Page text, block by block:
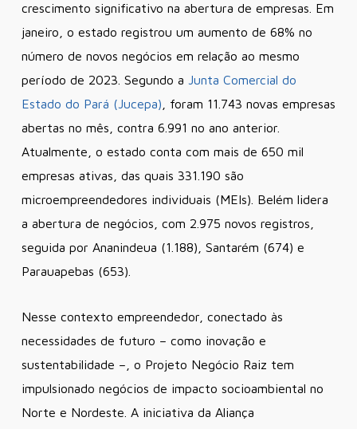
crescimento significativo na abertura de empresas. Em
janeiro, o estado registrou um aumento de 68% no
número de novos negócios em relação ao mesmo
período de 2023. Segundo a Junta Comercial do
Estado do Pará (Jucepa) , foram 11.743 novas empresas
abertas no mês, contra 6.991 no ano anterior.
Atualmente, o estado conta com mais de 650 mil
empresas ativas, das quais 331.190 são
microempreendedores individuais (MEIs). Belém lidera
a abertura de negócios, com 2.975 novos registros,
seguida por Ananindeua (1.188), Santarém (674) e
Parauapebas (653).
Nesse contexto empreendedor, conectado às
necessidades de futuro – como inovação e
sustentabilidade –, o Projeto Negócio Raiz tem
impulsionado negócios de impacto socioambiental no
Norte e Nordeste. A iniciativa da Aliança